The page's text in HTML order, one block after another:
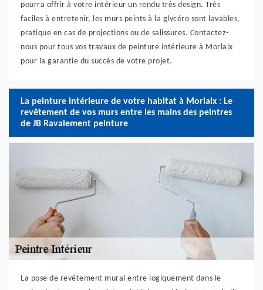
pourra offrir à votre intérieur un rendu très design. Très
faciles à entretenir, les murs peints à la glycéro sont lavables,
pratique en cas de projections ou de salissures. Contactez-
nous pour tous vos travaux de peinture intérieure à Morlaix
pour la garantie du succès de votre projet.
La peinture intérieure de votre habitat à Morlaix : Le
revêtement de vos murs entre les mains des peintres
de JB Ravalement peinture
La pose de revêtement mural entre logiquement dans le